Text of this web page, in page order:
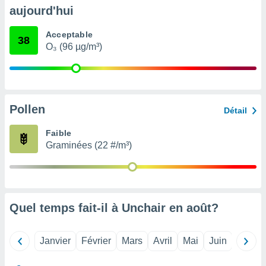
ou
de la
non
des
le
le
aujourd'hui
38 Acceptable
O₃ (96 µg/m³)
Pollen Détail
Faible
Graminées (22 #/m³)
Quel temps fait-il à Unchair en août?
Janvier Février Mars Avril Mai Juin Juillet